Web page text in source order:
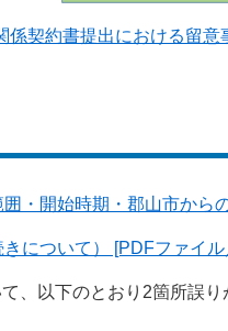
係契約書提出における留意
・開始時期・郡山市から
について） [PDFファイル
以下のとおり2箇所誤り